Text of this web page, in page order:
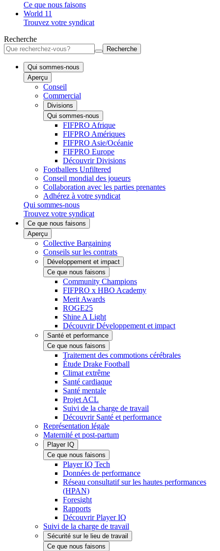
Ce que nous faisons
World 11
Trouvez votre syndicat
Recherche
Recherche
Qui sommes-nous
Aperçu
Conseil
Commercial
Divisions
Qui sommes-nous
FIFPRO Afrique
FIFPRO Amériques
FIFPRO Asie/Océanie
FIFPRO Europe
Découvrir Divisions
Footballers Unfiltered
Conseil mondial des joueurs
Collaboration avec les parties prenantes
Adhérez à votre syndicat
Qui sommes-nous
Trouvez votre syndicat
Ce que nous faisons
Aperçu
Collective Bargaining
Conseils sur les contrats
Développement et impact
Ce que nous faisons
Community Champions
FIFPRO x HBO Academy
Merit Awards
ROGE25
Shine A Light
Découvrir Développement et impact
Santé et performance
Ce que nous faisons
Traitement des commotions cérébrales
Étude Drake Football
Climat extrême
Santé cardiaque
Santé mentale
Projet ACL
Suivi de la charge de travail
Découvrir Santé et performance
Représentation légale
Maternité et post-partum
Player IQ
Ce que nous faisons
Player IQ Tech
Données de performance
Réseau consultatif sur les hautes performances
(HPAN)
Foresight
Rapports
Découvrir Player IQ
Suivi de la charge de travail
Sécurité sur le lieu de travail
Ce que nous faisons